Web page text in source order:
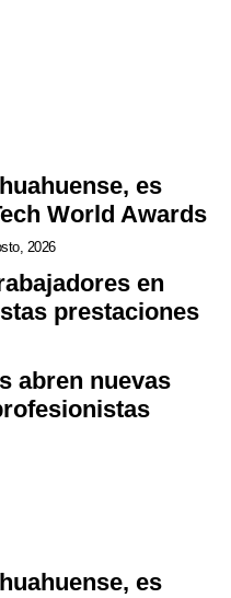
es
World Awards
2026
en
prestaciones
abren nuevas
es